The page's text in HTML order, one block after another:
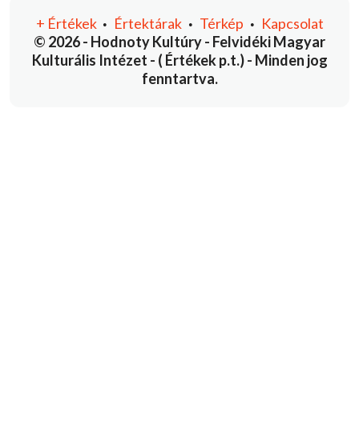
© 2026 - Hodnoty Kultúry - Felvidéki Magyar
Kulturális Intézet - ( Értékek p.t.) - Minden jog
fenntartva.
+ Értékek • Értektárak• Térkép • Kapcsolat